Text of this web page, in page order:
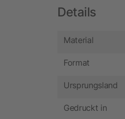
Details
Material
Format
Ursprungsland
Gedruckt in